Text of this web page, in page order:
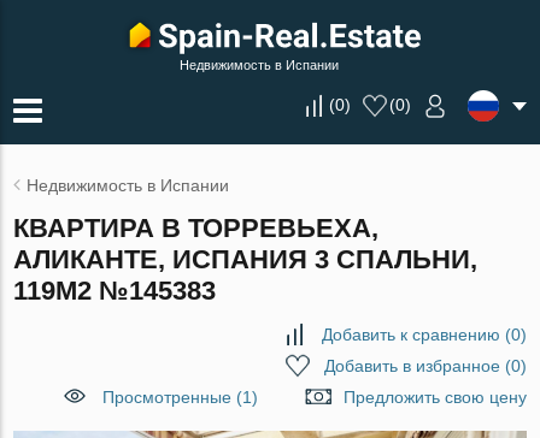
Недвижимость в Испании
(0) (0)
Недвижимость в Испании
КВАРТИРА В ТОРРЕВЬЕХА,
АЛИКАНТЕ, ИСПАНИЯ 3 СПАЛЬНИ,
119М2 №145383
Добавить к сравнению (0)
Добавить в избранное(0)
Просмотренные (1)
Предложить свою цену